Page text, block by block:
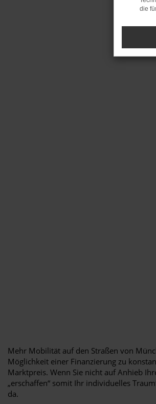
Mehr Mobilität auf den Straßen von
Möglichkeit einer Finanzierung zu
Marktpreis. Wenn Sie nicht auf Anhieb
„erschaffen“ somit Ihr individuelles
da.
die